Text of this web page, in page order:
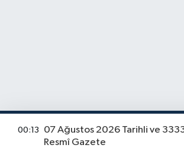
00:13
07 Ağustos 2026 Tarihli ve
Resmî Gazete